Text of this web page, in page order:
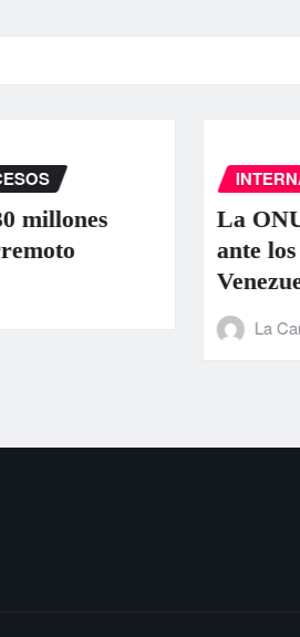
SUCESOS
a la colaboración
terremotos en